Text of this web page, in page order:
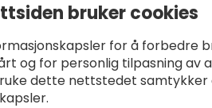
Betale med:KLARNA, VIPPS
Frakt:
GRATIS FRA KR 1000
bruker cookies
for å forbedre
og for personlig tilpasning av
dette nettstedet samtykker